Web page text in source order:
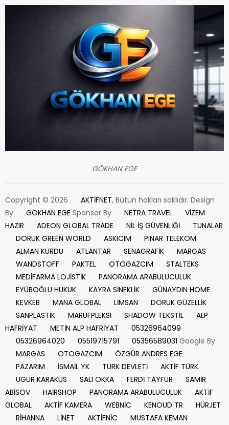
GÖKHAN EGE
Copyright © 2026 AKTİFNET, Bütün hakları saklıdır. Design
By
GÖKHAN EGE Sponsor By NETRA TRAVEL
VİZEM
HAZIR
ADEON GLOBAL TRADE NİL İŞ GÜVENLİĞİ
TUNALAR
DORUK GREEN WORLD
ASKICIM
PINAR TELEKOM
ALMAN KURDU
ATLANTAR SENAGRAFİK
MARGAS
WANDSTOFF
PAKTEL OTOGAZCIM
STALTEKS
MEDİFARMA LOJİSTİK
PANORAMA ARABULUCULUK
EYÜBOĞLU HUKUK
KAYRA SİNEKLİK
GÜNAYDIN HOME
KEVKEB
MANA GLOBAL LİMSAN
DORUK GÜZELLİK
SANPLASTİK
MARUFPLEKSİ SHADOW TEKSTİL
ALP
HAFRİYAT
METİN ALP HAFRİYAT
05326964099
05326964020
05519715791 05356589031 Google By
MARGAS
OTOGAZCIM
ÖZGÜR ANDRES EGE
PAZARIM
İSMAİL YK TURK DEVLETİ
AKTİF TÜRK
UGUR KARAKUS
SALI OKKA FERDİ TAYFUR
SAMİR
ABİSOV
HAİRSHOP PANORAMA ARABULUCULUK
AKTİF
GLOBAL
AKTİF KAMERA WEBNİC KENOUD TR
HÜRJET
RİHANNA
LİNET AKTİFNİC
MUSTAFA KEMAN